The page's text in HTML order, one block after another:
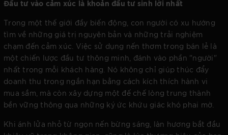
Đầu tư vào cảm xúc là khoản đầu tư sinh lời nhất
Trong một thế giới đầy biến động, con người có xu hướng
tìm về những giá trị nguyên bản và những trải nghiệm
chạm đến cảm xúc. Việc sử dụng nến thơm trong bán lẻ là
một chiến lược đầu tư thông minh, đánh vào phần "người"
nhất trong mỗi khách hàng. Nó không chỉ giúp thúc đẩy
doanh thu trong ngắn hạn bằng cách kích thích hành vi
mua sắm, mà còn xây dựng một đế chế lòng trung thành
bền vững thông qua những ký ức khứu giác khó phai mờ.
Khi ánh lửa nhỏ từ ngọn nến bừng sáng, làn hương bắt đầu